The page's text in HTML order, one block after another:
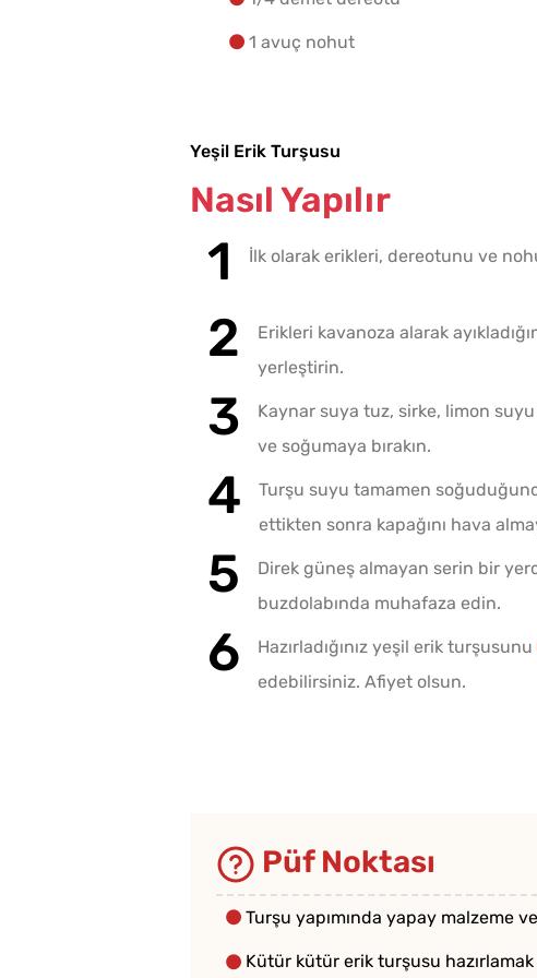
1 avuç nohut
Yeşil Erik Turşusu
Nasıl Yapılır
İlk olarak erikleri, dereotunu ve
Erikleri kavanoza alarak
yerleştirin.
Kaynar suya tuz, sirke, limon
ve soğumaya bırakın.
Turşu suyu tamamen
ettikten sonra kapağını hava
Direk güneş almayan serin bir
buzdolabında muhafaza edin.
Hazırladığınız yeşil erik turşusunu
edebilirsiniz. Afiyet olsun.
Püf Noktası
Turşu yapımında yapay malzeme
Kütür kütür erik turşusu